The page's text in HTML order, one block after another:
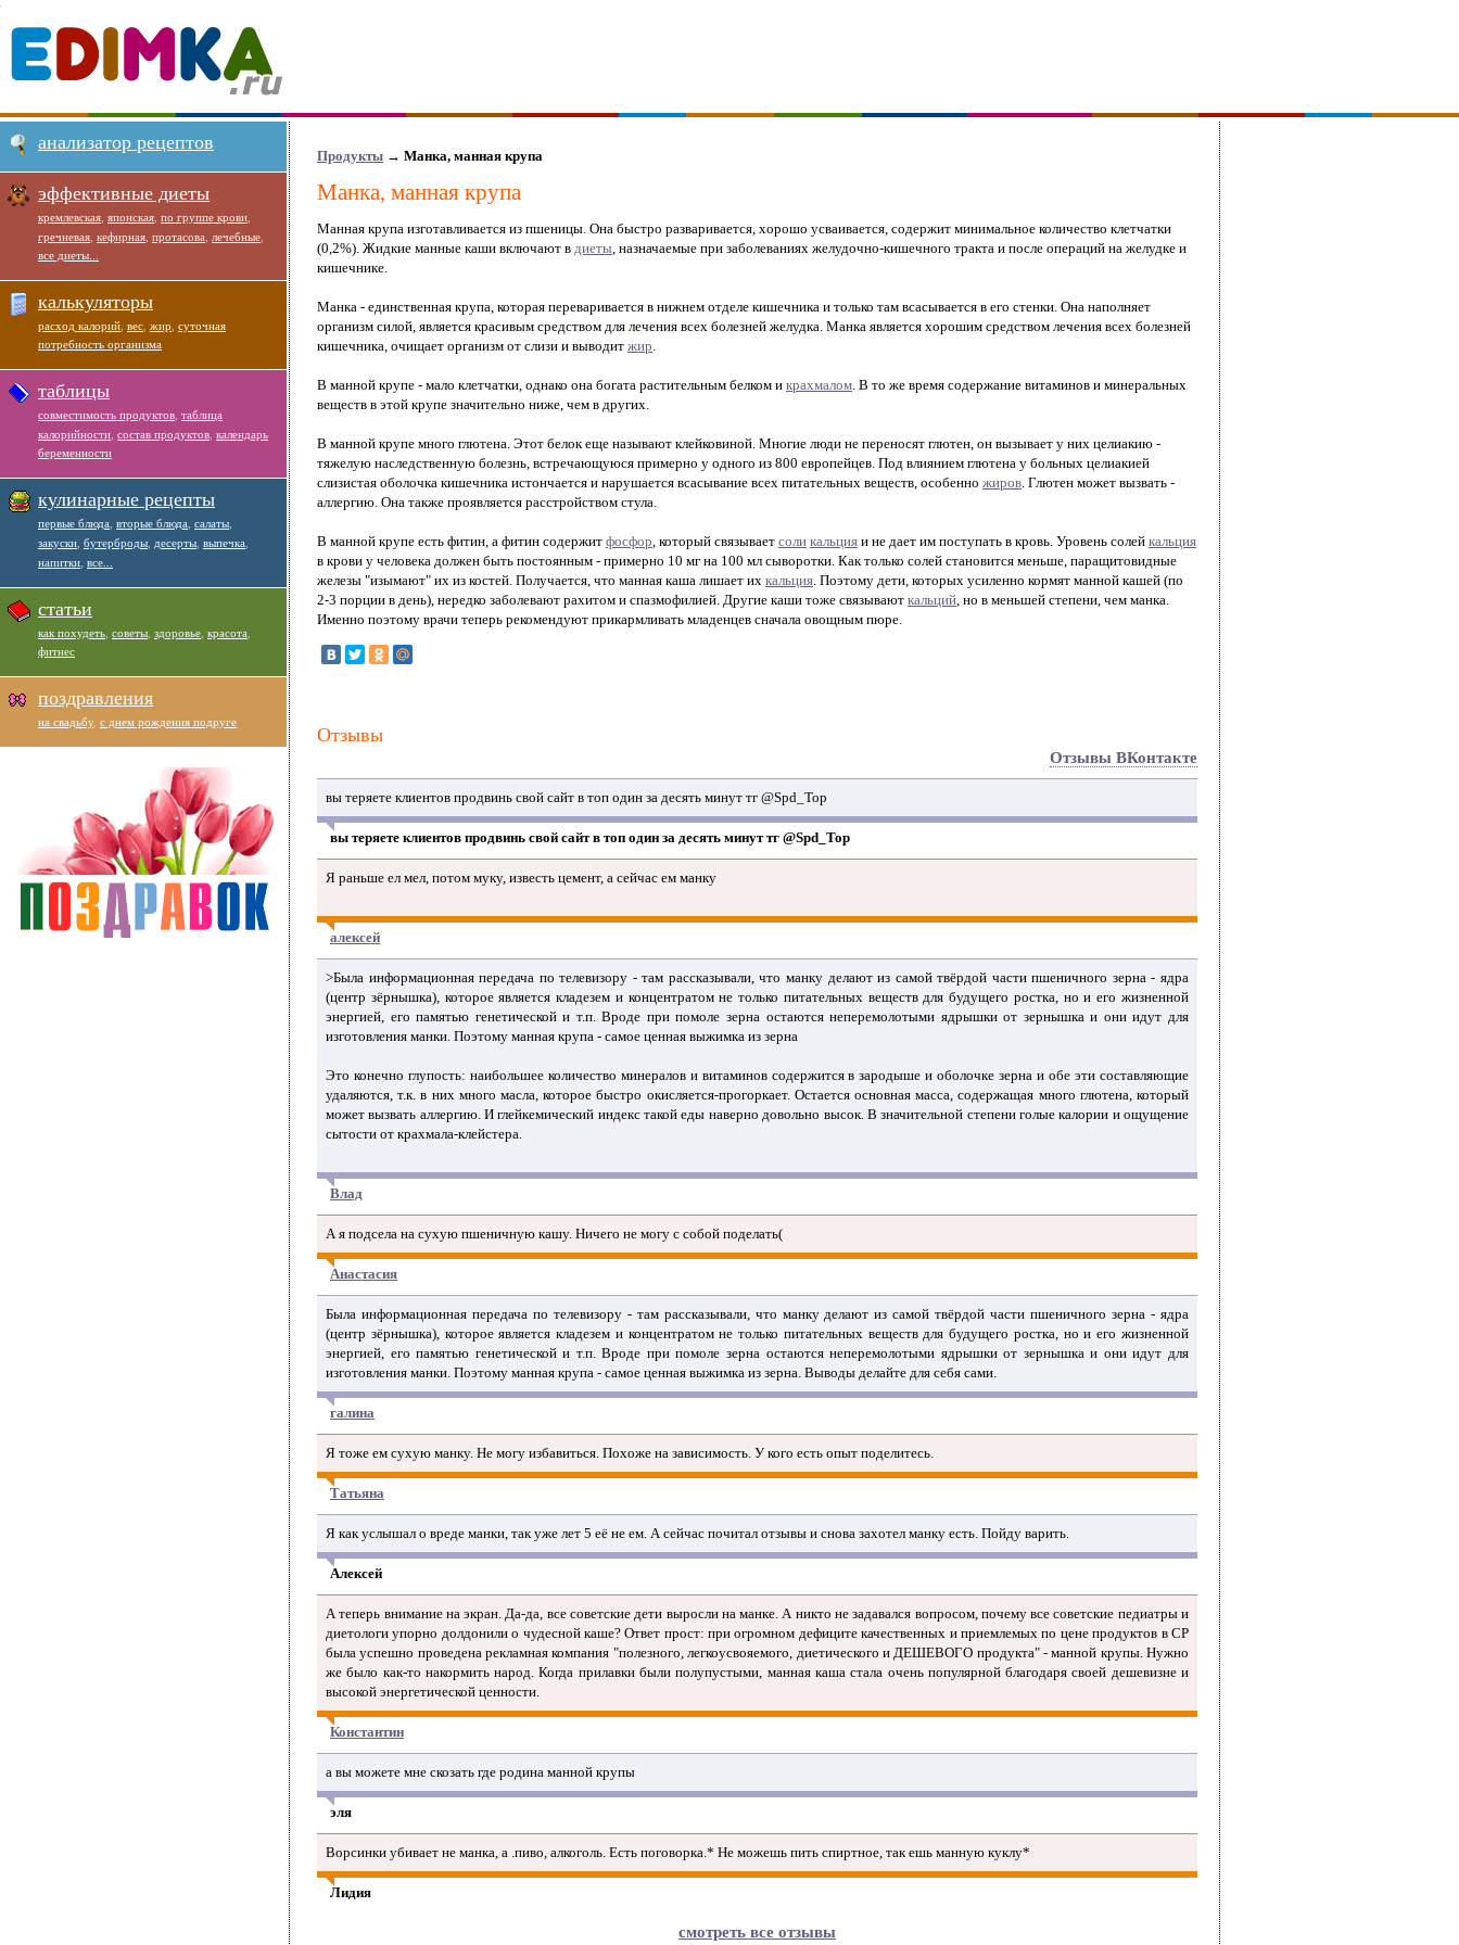
Продукты → Манка, манная крупа
Манка, манная крупа
Манная крупа изготавливается из пшеницы. Она быстро разваривается, хорошо усваивается, содержит минимальное количество клетчатки
(0,2%). Жидкие манные каши включают в диеты, назначаемые при заболеваниях желудочно-кишечного тракта и после операций на желудке и
кишечнике.
Манка - единственная крупа, которая переваривается в нижнем отделе кишечника и только там всасывается в его стенки. Она наполняет
организм силой, является красивым средством для лечения всех болезней желудка. Манка является хорошим средством лечения всех болезней
кишечника, очищает организм от слизи и выводит жир.
В манной крупе - мало клетчатки, однако она богата растительным белком и крахмалом. В то же время содержание витаминов и минеральных
веществ в этой крупе значительно ниже, чем в других.
В манной крупе много глютена. Этот белок еще называют клейковиной. Многие люди не переносят глютен, он вызывает у них целиакию -
тяжелую наследственную болезнь, встречающуюся примерно у одного из 800 европейцев. Под влиянием глютена у больных целиакией
слизистая оболочка кишечника истончается и нарушается всасывание всех питательных веществ, особенно жиров. Глютен может вызвать -
аллергию. Она также проявляется расстройством стула.
В манной крупе есть фитин, а фитин содержит фосфор, который связывает соли кальция и не дает им поступать в кровь. Уровень солей кальция
в крови у человека должен быть постоянным - примерно 10 мг на 100 мл сыворотки. Как только солей становится меньше, паращитовидные
железы "изымают" их из костей. Получается, что манная каша лишает их кальция. Поэтому дети, которых усиленно кормят манной кашей (по
2-3 порции в день), нередко заболевают рахитом и спазмофилией. Другие каши тоже связывают кальций, но в меньшей степени, чем манка.
Именно поэтому врачи теперь рекомендуют прикармливать младенцев сначала овощным пюре.
Отзывы
Отзывы ВКонтакте
вы теряете клиентов продвинь свой сайт в топ один за десять минут тг @Spd_Top
вы теряете клиентов продвинь свой сайт в топ один за десять минут тг @Spd_Top
Я раньше ел мел, потом муку, известь цемент, а сейчас ем манку
алексей
>Была информационная передача по телевизору - там рассказывали, что манку делают из самой твёрдой части пшеничного зерна - ядра
(центр зёрнышка), которое является кладезем и концентратом не только питательных веществ для будущего ростка, но и его жизненной
энергией, его памятью генетической и т.п. Вроде при помоле зерна остаются неперемолотыми ядрышки от зернышка и они идут для
изготовления манки. Поэтому манная крупа - самое ценная выжимка из зерна
Это конечно глупость: наибольшее количество минералов и витаминов содержится в зародыше и оболочке зерна и обе эти составляющие
удаляются, т.к. в них много масла, которое быстро окисляется-прогоркает. Остается основная масса, содержащая много глютена, который
может вызвать аллергию. И глейкемический индекс такой еды наверно довольно высок. В значительной степени голые калории и ощущение
сытости от крахмала-клейстера.
Влад
А я подсела на сухую пшеничную кашу. Ничего не могу с собой поделать(
Анастасия
Была информационная передача по телевизору - там рассказывали, что манку делают из самой твёрдой части пшеничного зерна - ядра
(центр зёрнышка), которое является кладезем и концентратом не только питательных веществ для будущего ростка, но и его жизненной
энергией, его памятью генетической и т.п. Вроде при помоле зерна остаются неперемолотыми ядрышки от зернышка и они идут для
изготовления манки. Поэтому манная крупа - самое ценная выжимка из зерна. Выводы делайте для себя сами.
галина
Я тоже ем сухую манку. Не могу избавиться. Похоже на зависимость. У кого есть опыт поделитесь.
Татьяна
Я как услышал о вреде манки, так уже лет 5 её не ем. А сейчас почитал отзывы и снова захотел манку есть. Пойду варить.
Алексей
А теперь внимание на экран. Да-да, все советские дети выросли на манке. А никто не задавался вопросом, почему все советские педиатры и
диетологи упорно долдонили о чудесной каше? Ответ прост: при огромном дефиците качественных и приемлемых по цене продуктов в СР
была успешно проведена рекламная компания "полезного, легкоусвояемого, диетического и ДЕШЕВОГО продукта" - манной крупы. Нужно
же было как-то накормить народ. Когда прилавки были полупустыми, манная каша стала очень популярной благодаря своей дешевизне и
высокой энергетической ценности.
Константин
а вы можете мне скозать где родина манной крупы
эля
Ворсинки убивает не манка, а .пиво, алкоголь. Есть поговорка.* Не можешь пить спиртное, так ешь манную куклу*
Лидия
смотреть все отзывы
анализатор рецептов
эффективные диеты
кремлевская японская по группе крови
гречневая кефирная протасова лечебные
все диеты...
калькуляторы
расход калорий вес жир суточная
потребность организма
таблицы
совместимость продуктов таблица
калорийности состав продуктов календарь
беременности
кулинарные рецепты
первые блюда вторые блюда салаты
закуски бутерброды десерты выпечка
напитки все...
статьи
как похудеть советы здоровье красота
фитнес
поздравления
на свадьбу, с днем рождения подруге